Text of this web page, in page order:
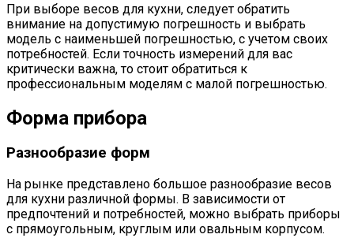
При выборе весов для кухни, следует обратить
внимание на допустимую погрешность и выбрать
модель с наименьшей погрешностью, с учетом своих
потребностей. Если точность измерений для вас
критически важна, то стоит обратиться к
профессиональным моделям с малой погрешностью.
Форма прибора
Разнообразие форм
На рынке представлено большое разнообразие весов
для кухни различной формы. В зависимости от
предпочтений и потребностей, можно выбрать приборы
с прямоугольным, круглым или овальным корпусом.